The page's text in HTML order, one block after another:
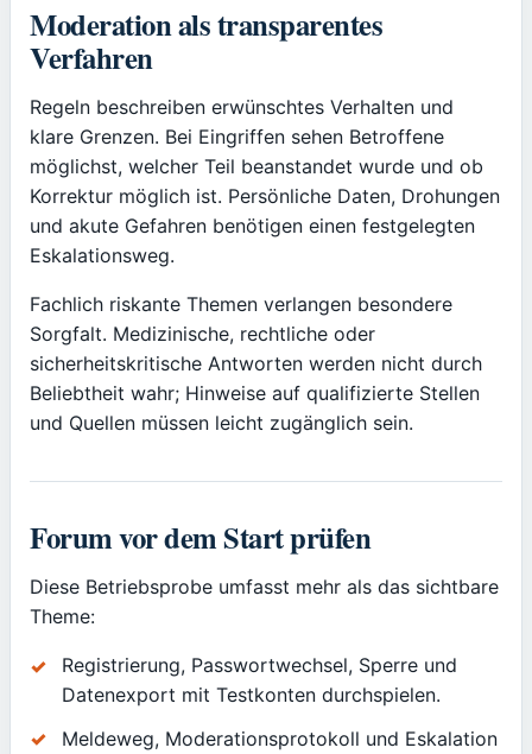
Moderation als transparentes
Verfahren
Regeln beschreiben erwünschtes Verhalten und
klare Grenzen. Bei Eingriffen sehen Betroffene
möglichst, welcher Teil beanstandet wurde und ob
Korrektur möglich ist. Persönliche Daten, Drohungen
und akute Gefahren benötigen einen festgelegten
Eskalationsweg.
Fachlich riskante Themen verlangen besondere
Sorgfalt. Medizinische, rechtliche oder
sicherheitskritische Antworten werden nicht durch
Beliebtheit wahr; Hinweise auf qualifizierte Stellen
und Quellen müssen leicht zugänglich sein.
Forum vor dem Start prüfen
Diese Betriebsprobe umfasst mehr als das sichtbare
Theme:
Registrierung, Passwortwechsel, Sperre und
Datenexport mit Testkonten durchspielen.
Meldeweg, Moderationsprotokoll und Eskalation